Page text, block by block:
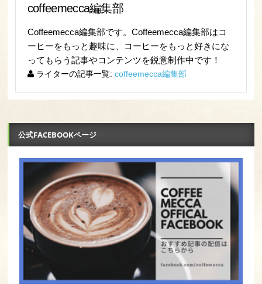
coffeemecca編集部
Coffeemecca編集部です。Coffeemecca編集部はコ
ーヒーをもっと趣味に、コーヒーをもっと好きにな
ってもらう記事やコンテンツを鋭意制作中です！
ライターの記事一覧: coffeemecca編集部
公式FACEBOOKページ